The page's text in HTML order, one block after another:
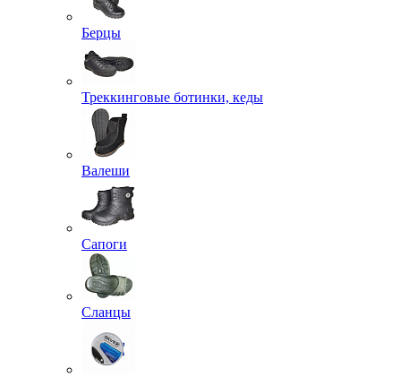
Берцы
Треккинговые ботинки, кеды
Валеши
Сапоги
Сланцы